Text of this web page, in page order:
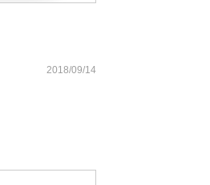
2018/09/14